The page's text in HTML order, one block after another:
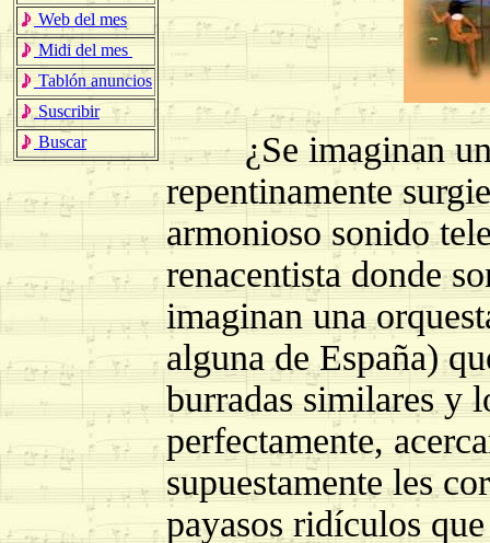
Web del mes
Midi del mes
Tablón anuncios
Suscribir
Buscar
¿Se imaginan
repentinamente
armonioso sonido
renacentista donde
imaginan una
alguna de España)
burradas similares y
perfectamente,
supuestamente les
payasos ridículos